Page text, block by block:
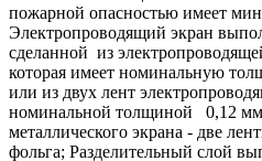
пожарной опасностью имеет
Электропроводящий экран
сделанной из
которая имеет номинальную
или из двух лент
номинальной толщиной 0,12 мм
металлического экрана - две
фольга; Разделительный слой